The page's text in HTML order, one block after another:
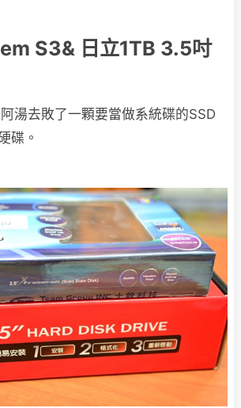
S3& 日立1TB 3.5吋
湯去敗了一顆要當做系統碟的SSD
碟。